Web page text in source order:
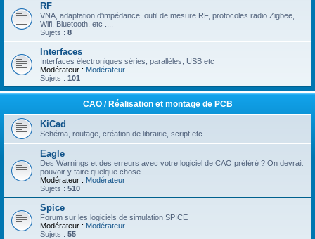
RF
VNA, adaptation d'impédance, outil de mesure RF, protocoles radio Zigbee,
Wifi, Bluetooth, etc ....
Sujets : 8
Interfaces
Interfaces électroniques séries, parallèles, USB etc
Modérateur : Modérateur
Sujets : 101
CAO / Réalisation et montage de PCB
KiCad
Schéma, routage, création de librairie, script etc ...
Eagle
Des Warnings et des erreurs avec votre logiciel de CAO préféré ? On devrait
pouvoir y faire quelque chose.
Modérateur : Modérateur
Sujets : 510
Spice
Forum sur les logiciels de simulation SPICE
Modérateur : Modérateur
Sujets : 55